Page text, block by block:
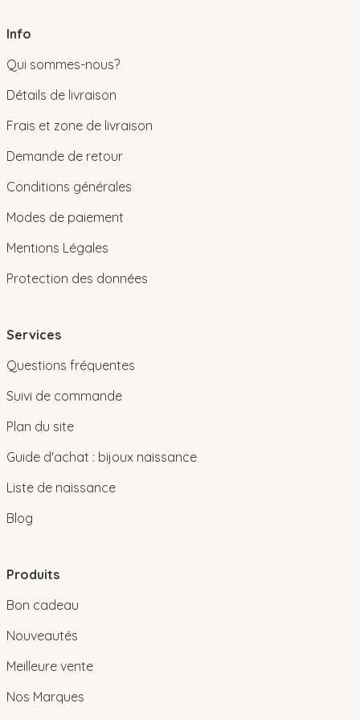
Info
Qui sommes-nous?
Détails de livraison
Frais et zone de livraison
Demande de retour
Conditions générales
Modes de paiement
Mentions Légales
Protection des données
Services
Questions fréquentes
Suivi de commande
Plan du site
Guide d'achat : bijoux naissance
Liste de naissance
Blog
Produits
Bon cadeau
Nouveautés
Meilleure vente
Nos Marques